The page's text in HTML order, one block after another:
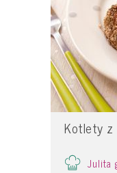
Kotlety z
Julita